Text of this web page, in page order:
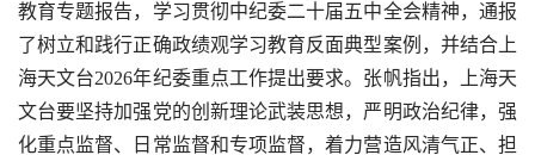
教育专题报告，学习贯彻中纪委二十届五中全会精神，通报
了树立和践行正确政绩观学习教育反面典型案例，并结合上
海天文台2026年纪委重点工作提出要求。张帆指出，上海天
文台要坚持加强党的创新理论武装思想，严明政治纪律，强
化重点监督、日常监督和专项监督，着力营造风清气正、担